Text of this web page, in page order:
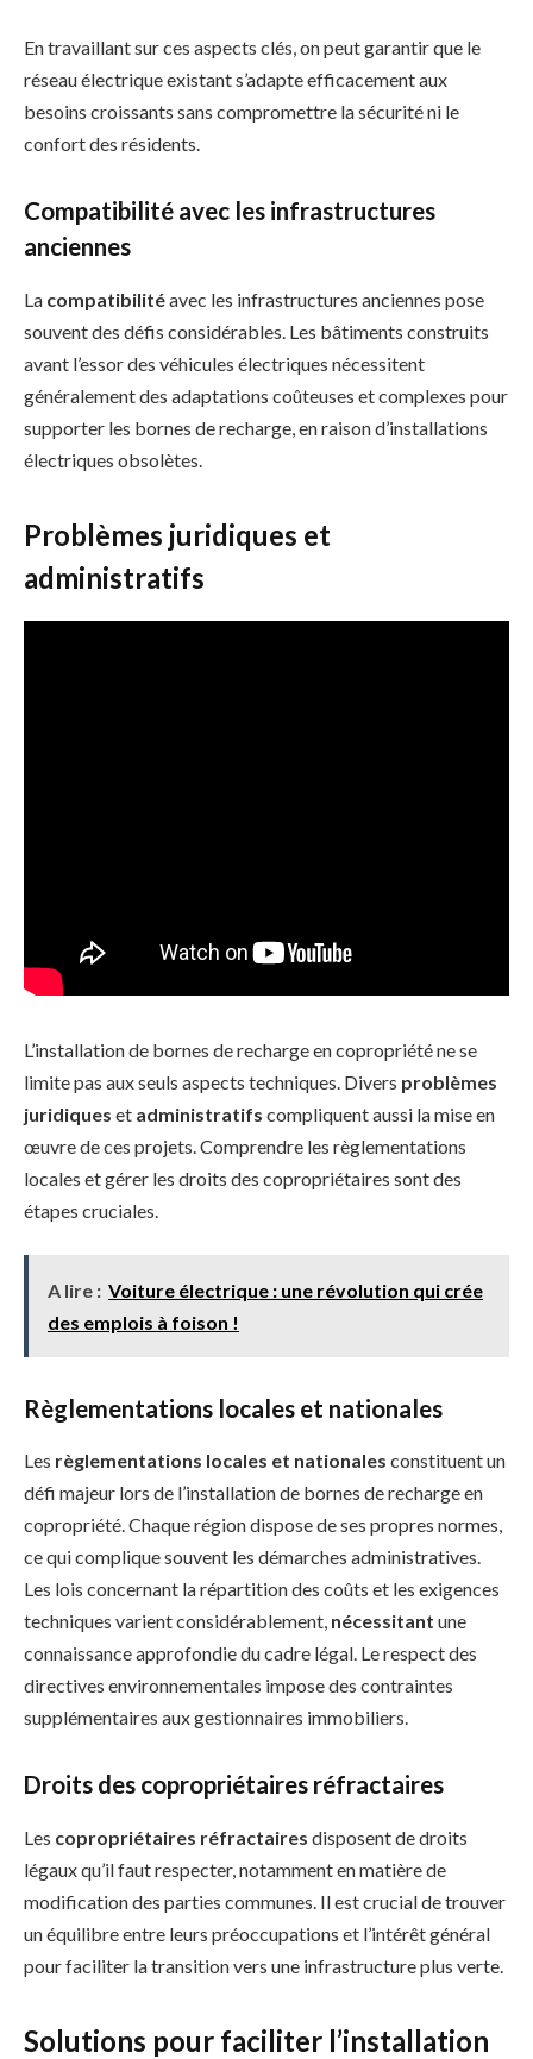
En travaillant sur ces aspects clés, on peut garantir que le
réseau électrique existant s’adapte efficacement aux
besoins croissants sans compromettre la sécurité ni le
confort des résidents.
Compatibilité avec les infrastructures
anciennes
La compatibilitéavec les infrastructures anciennes pose
souvent des défis considérables. Les bâtiments construits
avant l’essor des véhicules électriques nécessitent
généralement des adaptations coûteuses et complexes pour
supporter les bornes de recharge, en raison d’installations
électriques obsolètes.
Problèmes juridiques et
administratifs
L’installation de bornes de recharge en copropriété ne se
limite pas aux seuls aspects techniques. Divers problèmes
juridiques et administratifs compliquent aussi la mise en
œuvre de ces projets. Comprendre les règlementations
locales et gérer les droits des copropriétaires sont des
étapes cruciales.
A lire : Voiture électrique : une révolution qui crée
des emplois à foison !
Règlementations locales et nationales
Les règlementations locales et nationales constituent un
défi majeur lors de l’installation de bornes de recharge en
copropriété. Chaque région dispose de ses propres normes,
ce qui complique souvent les démarches administratives.
Les lois concernant la répartition des coûts et les exigences
techniques varient considérablement, nécessitant une
connaissance approfondie du cadre légal. Le respect des
directives environnementales impose des contraintes
supplémentaires aux gestionnaires immobiliers.
Droits des copropriétaires réfractaires
Les copropriétaires réfractaires disposent de droits
légaux qu’il faut respecter, notamment en matière de
modification des parties communes. Il est crucial de trouver
un équilibre entre leurs préoccupations et l’intérêt général
pour faciliter la transition vers une infrastructure plus verte.
Solutions pour faciliter l’installation